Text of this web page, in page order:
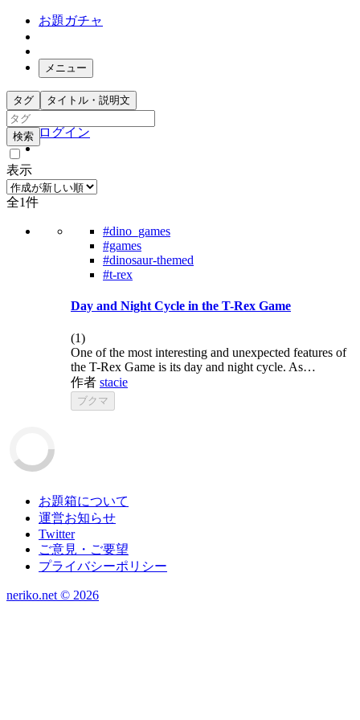
お題ガチャ
メニュー
お題箱
ガチャ検索
ログイン
タグ タイトル・説明文
検索
表示
全1件
#dino_games
#games
#dinosaur-themed
#t-rex
Day and Night Cycle in the T-Rex Game
(1)
One of the most interesting and unexpected features of
the T-Rex Game is its day and night cycle. As…
作者 stacie
ブクマ
お題箱について
運営お知らせ
Twitter
ご意見・ご要望
プライバシーポリシー
neriko.net © 2026